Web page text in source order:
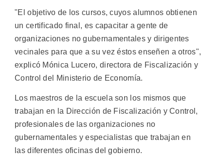
"El objetivo de los cursos, cuyos alumnos obtienen
un certificado final, es capacitar a gente de
organizaciones no gubernamentales y dirigentes
vecinales para que a su vez éstos enseñen a otros",
explicó Mónica Lucero, directora de Fiscalización y
Control del Ministerio de Economía.
Los maestros de la escuela son los mismos que
trabajan en la Dirección de Fiscalización y Control,
profesionales de las organizaciones no
gubernamentales y especialistas que trabajan en
las diferentes oficinas del gobierno.